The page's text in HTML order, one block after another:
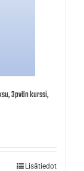
3pvän kurssi,
Lisätiedot